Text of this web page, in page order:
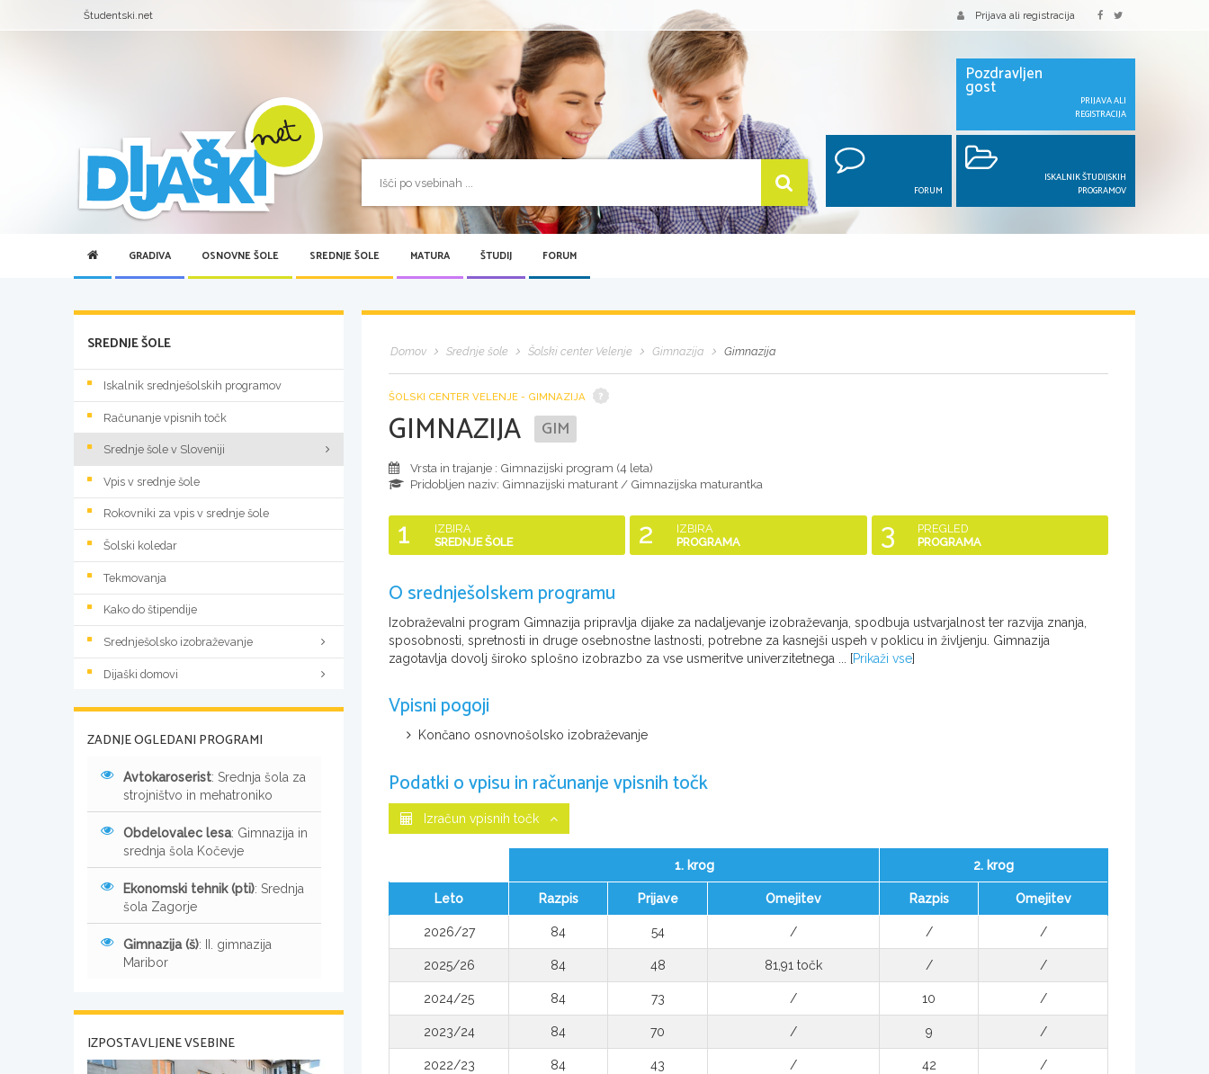
Študentski.net Prijava ali registracija
Pozdravljen
gost
PRIJAVA ALI
REGISTRACIJA
FORUM
ISKALNIK ŠTUDIJSKIH
PROGRAMOV
GRADIVA OSNOVNE ŠOLE SREDNJE ŠOLE MATURA ŠTUDIJ FORUM
Domov Srednje šole Šolski center Velenje Gimnazija Gimnazija
ŠOLSKI CENTER VELENJE - GIMNAZIJA
GIMNAZIJA GIM
Vrsta in trajanje : Gimnazijski program (4 leta)
Pridobljen naziv: Gimnazijski maturant / Gimnazijska maturantka
1
IZBIRA
SREDNJE ŠOLE
2
IZBIRA
PROGRAMA
3
PREGLED
PROGRAMA
O srednješolskem programu
Izobraževalni program Gimnazija pripravlja dijake za nadaljevanje izobraževanja, spodbuja ustvarjalnost ter razvija znanja,
sposobnosti, spretnosti in druge osebnostne lastnosti, potrebne za kasnejši uspeh v poklicu in življenju. Gimnazija
zagotavlja dovolj široko splošno izobrazbo za vse usmeritve univerzitetnega ... [Prikaži vse]
Vpisni pogoji
Končano osnovnošolsko izobraževanje
Podatki o vpisu in računanje vpisnih točk
Izračun vpisnih točk
1. krog 2. krog
Leto Razpis Prijave Omejitev Razpis Omejitev
2026/27 84 54 / / /
2025/26 84 48 81,91 točk / /
2024/25 84 73 / 10 /
2023/24 84 70 / 9 /
2022/23 84 43 / 42 /
SREDNJE ŠOLE
Iskalnik srednješolskih programov
Računanje vpisnih točk
Srednje šole v Sloveniji
Vpis v srednje šole
Rokovniki za vpis v srednje šole
Šolski koledar
Tekmovanja
Kako do štipendije
Srednješolsko izobraževanje
Dijaški domovi
ZADNJE OGLEDANI PROGRAMI
Avtokaroserist: Srednja šola za
strojništvo in mehatroniko
Obdelovalec lesa: Gimnazija in
srednja šola Kočevje
Ekonomski tehnik (pti): Srednja
šola Zagorje
Gimnazija (š): II. gimnazija
Maribor
IZPOSTAVLJENE VSEBINE